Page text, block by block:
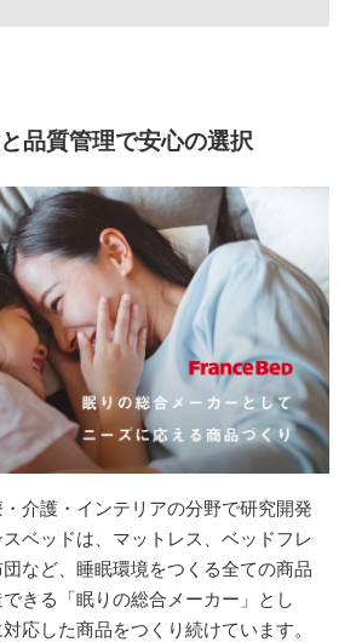
品質管理で安心の選択
介護・インテリアの分野で研究開発
ベッドは、マットレス、ベッドフレ
など、睡眠環境をつくる全ての商品
きる「眠りの総合メーカー」とし
応した商品をつくり続けています。